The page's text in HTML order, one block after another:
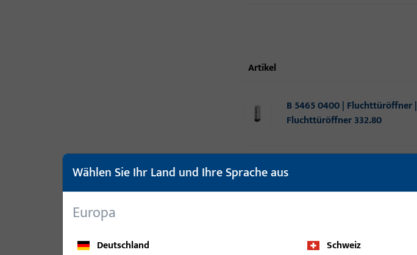
Artikel
B 5465 0400 | Fluchttüröffner |
Fluchttüröffner 332.80
SET mit L-Winkel
Wählen Sie Ihr Land und Ihre Sprache aus
Europa
Deutschland
Schweiz